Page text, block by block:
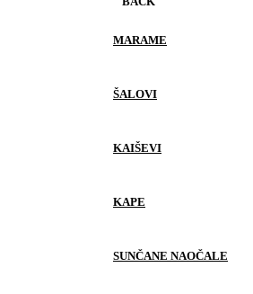
MARAME
ŠALOVI
KAIŠEVI
KAPE
SUNČANE NAOČALE